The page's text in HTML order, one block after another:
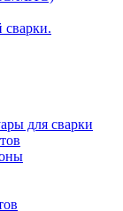
сварки.
для сварки